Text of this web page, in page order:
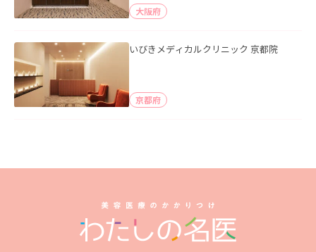
大阪府
いびきメディカルクリニック 京都院
京都府